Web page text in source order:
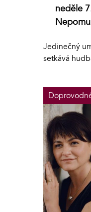
neděle
Jedinečný
setkává